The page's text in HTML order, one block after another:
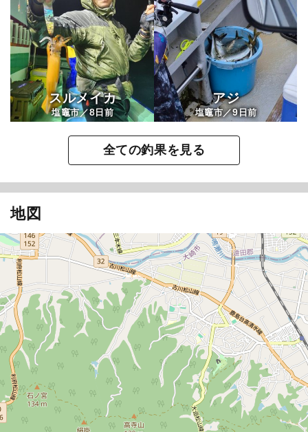
スルメイカ
塩竈市／8 日前
アジ
塩竈市／9日前
全ての釣果を見る
地図